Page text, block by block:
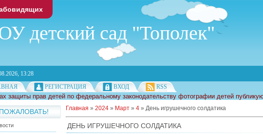
детский сад "Тополек"
13:28
РЕГИСТРАЦИЯ ВХОД RSS
защиты прав детей по федеральному законодательству фотографии детей
Главная » 2024 » Март » 4 » День игрушечного солдатика
ДЕНЬ ИГРУШЕЧНОГО СОЛДАТИКА